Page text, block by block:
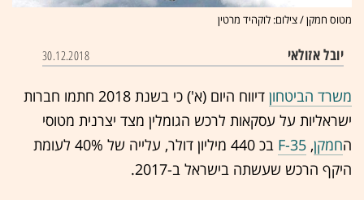
מטוס חמקן / צילום: לוקהיד מרטין
יובל אזולאי 30.12.2018
משרד הביטחון
דיווח היום (א') כי בשנת 2018 חתמו חברות
ישראליות על עסקאות לרכש הגומלין מצד יצרנית מטוסי
החמקן,
F-35
בכ 440 מיליון דולר, עלייה של 40% לעומת
היקף הרכש שעשתה בישראל ב-2017.